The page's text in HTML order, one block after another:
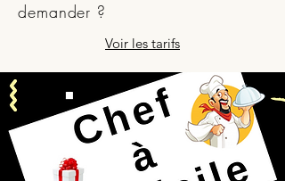
demander ?
Voir les tarifs